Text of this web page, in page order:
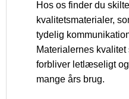
Hos os finder du
kvalitetsmaterialer,
tydelig
Materialernes
forbliver letlæseligt
mange års brug.